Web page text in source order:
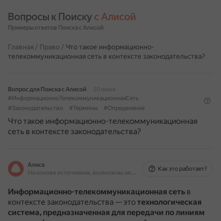
Вопросы к Поиску с Алисой
Примеры ответов Поиска с Алисой
Главная / Право / Что такое информационно-
телекоммуникационная сеть в контексте законодательства?
Вопрос для Поиска с Алисой
20 июня
#ИнформационноТелекоммуникационнаяСеть
#Законодательство
#Термины #Определение
Что такое информационно-телекоммуникационная
сеть в контексте законодательства?
Алиса
На основе источников, возможны неточности
Как это работает?
Информационно-телекоммуникационная сеть в
контексте законодательства — этотехнологическая
система, предназначенная для передачи по линиям